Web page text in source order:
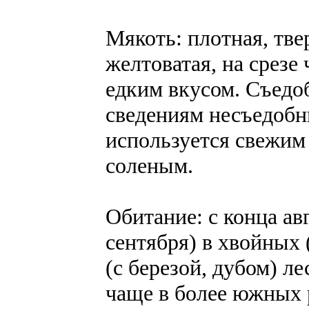
Мякоть: плотная,
желтоватая, на срезе
едким вкусом.
сведениям
используется
соленым.
Обитание: с конца
сентября) в
(с березой, дубом)
чаще в более южных